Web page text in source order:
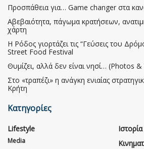
Προσπάθεια για… Game changer στα
Αβεβαιότητα, πάγωμα κρατήσεων,
χάρτη
Η Ρόδος γιορτάζει τις “Γεύσεις του
Street Food Festival
Θυμίζει, αλλά δεν είναι νησί… (Photos
Στο «τραπέζι» η ανάγκη ενιαίας
Κρήτη
Κατηγορίες
Lifestyle
Media
Ιστορία